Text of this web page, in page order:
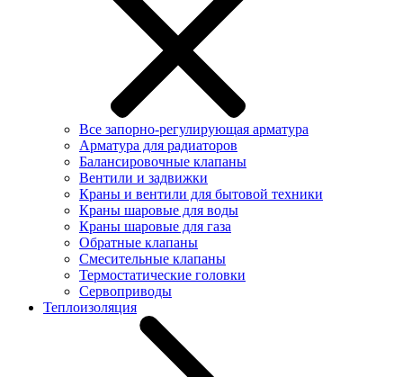
Все запорно-регулирующая арматура
Арматура для радиаторов
Балансировочные клапаны
Вентили и задвижки
Краны и вентили для бытовой техники
Краны шаровые для воды
Краны шаровые для газа
Обратные клапаны
Смесительные клапаны
Термостатические головки
Сервоприводы
Теплоизоляция